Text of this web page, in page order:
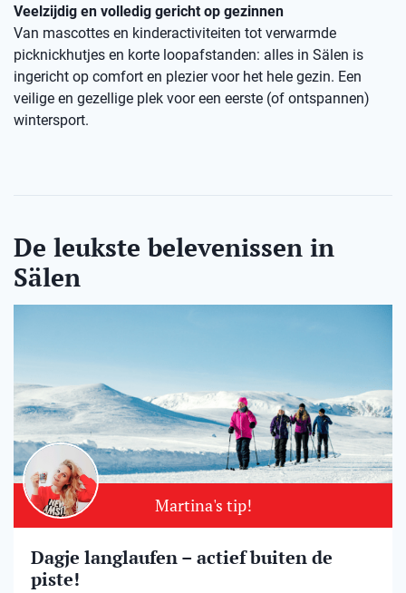
Veelzijdig en volledig gericht op gezinnen
Van mascottes en kinderactiviteiten tot verwarmde
picknickhutjes en korte loopafstanden: alles in Sälen is
ingericht op comfort en plezier voor het hele gezin. Een
veilige en gezellige plek voor een eerste (of ontspannen)
wintersport.
De leukste belevenissen in
Sälen
Martina's tip!
Dagje langlaufen – actief buiten de
piste!